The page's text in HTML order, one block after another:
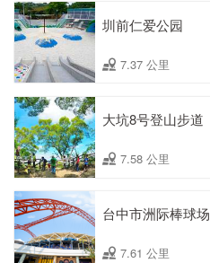
圳前仁爱公园
7.37 公里
大坑8号登山步道
7.58 公里
台中市洲际棒球场
7.61 公里